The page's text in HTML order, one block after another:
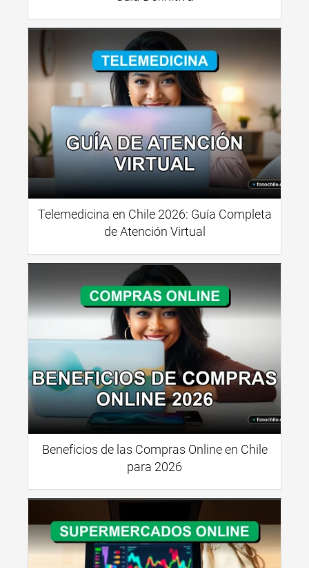
Telemedicina en Chile 2026: Guía Completa
de Atención Virtual
Beneficios de las Compras Online en Chile
para 2026